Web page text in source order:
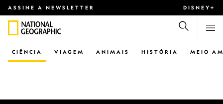
ASSINE A NEWSLETTER DISNEY+
CIÊNCIA VIAGEM ANIMAIS HISTÓRIA MEIO